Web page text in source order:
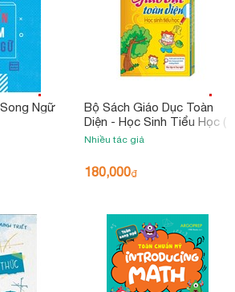
Ngữ
Bộ Sách Giáo Dục Toàn
Diện - Học Sinh Tiểu Học (
Bộ 3 Cuốn) (Tái Bản 2023)
Nhiều tác giả
180,000₫